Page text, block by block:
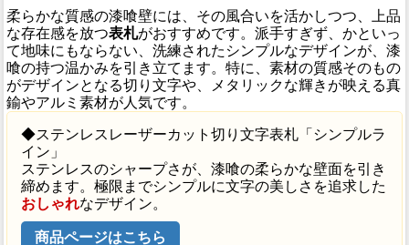
柔らかな質感の漆喰壁には、その風合いを活かしつつ、上品
な存在感を放つ表札がおすすめです。派手すぎず、かといっ
て地味にもならない、洗練されたシンプルなデザインが、漆
喰の持つ温かみを引き立てます。特に、素材の質感そのもの
がデザインとなる切り文字や、メタリックな輝きが映える真
鍮やアルミ素材が人気です。
◆ステンレスレーザーカット切り文字表札「シンプルラ
イン」
ステンレスのシャープさが、漆喰の柔らかな壁面を引き
締めます。極限までシンプルに文字の美しさを追求した
おしゃれなデザイン。
商品ページはこちら